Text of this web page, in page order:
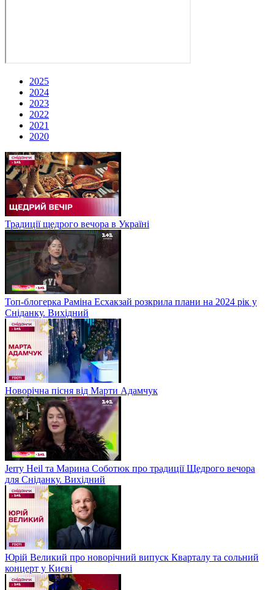
2025
2024
2023
2022
2021
2020
Традиції щедрого вечора в Україні
Топ-блогерка Раміна Есхакзай розкрила плани на 2024 рік у
Сніданку. Вихідний
Новорічна пісня від Марти Адамчук
Jerry Heil та Марина Соботюк про традиції Щедрого вечора
для Сніданку. Вихідний
Юрій Великий про новорічний випуск Кварталу та сольний
концерт у Києві